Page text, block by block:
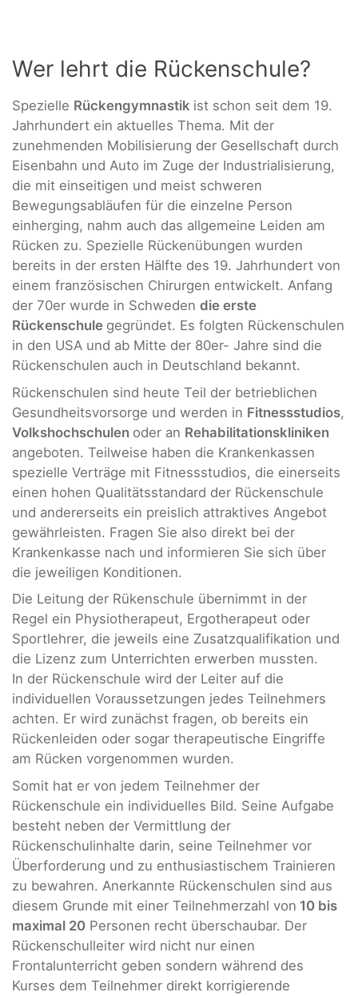
Wer lehrt die Rückenschule?
Spezielle Rückengymnastik ist schon seit dem 19.
Jahrhundert ein aktuelles Thema. Mit der
zunehmenden Mobilisierung der Gesellschaft durch
Eisenbahn und Auto im Zuge der Industrialisierung,
die mit einseitigen und meist schweren
Bewegungsabläufen für die einzelne Person
einherging, nahm auch das allgemeine Leiden am
Rücken zu. Spezielle Rückenübungen wurden
bereits in der ersten Hälfte des 19. Jahrhundert von
einem französischen Chirurgen entwickelt. Anfang
der 70er wurde in Schweden die erste
Rückenschule gegründet. Es folgten Rückenschulen
in den USA und ab Mitte der 80er- Jahre sind die
Rückenschulen auch in Deutschland bekannt.
Rückenschulen sind heute Teil der betrieblichen
Gesundheitsvorsorge und werden in Fitnessstudios,
Volkshochschulen oder an Rehabilitationskliniken
angeboten. Teilweise haben die Krankenkassen
spezielle Verträge mit Fitnessstudios, die einerseits
einen hohen Qualitätsstandard der Rückenschule
und andererseits ein preislich attraktives Angebot
gewährleisten. Fragen Sie also direkt bei der
Krankenkasse nach und informieren Sie sich über
die jeweiligen Konditionen.
Die Leitung der Rükenschule übernimmt in der
Regel ein Physiotherapeut, Ergotherapeut oder
Sportlehrer, die jeweils eine Zusatzqualifikation und
die Lizenz zum Unterrichten erwerben mussten.
In der Rückenschule wird der Leiter auf die
individuellen Voraussetzungen jedes Teilnehmers
achten. Er wird zunächst fragen, ob bereits ein
Rückenleiden oder sogar therapeutische Eingriffe
am Rücken vorgenommen wurden.
Somit hat er von jedem Teilnehmer der
Rückenschule ein individuelles Bild. Seine Aufgabe
besteht neben der Vermittlung der
Rückenschulinhalte darin, seine Teilnehmer vor
Überforderung und zu enthusiastischem Trainieren
zu bewahren. Anerkannte Rückenschulen sind aus
diesem Grunde mit einer Teilnehmerzahl von 10 bis
maximal 20 Personen recht überschaubar. Der
Rückenschulleiter wird nicht nur einen
Frontalunterricht geben sondern während des
Kurses dem Teilnehmer direkt korrigierende